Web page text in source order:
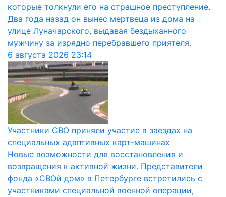
которые толкнули его на страшное преступление.
Два года назад он вынес мертвеца из дома на
улице Луначарского, выдавая бездыханного
мужчину за изрядно перебравшего приятеля.
6 августа 2026 23:14
Участники СВО приняли участие в заездах на
специальных адаптивных карт-машинах
Новые возможности для восстановления и
возвращения к активной жизни. Представители
фонда «СВОй дом» в Петербурге встретились с
участниками специальной военной операции,